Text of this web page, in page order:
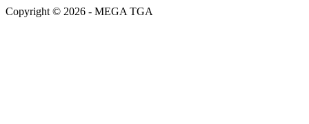
Copyright © 2026 - MEGA TGA